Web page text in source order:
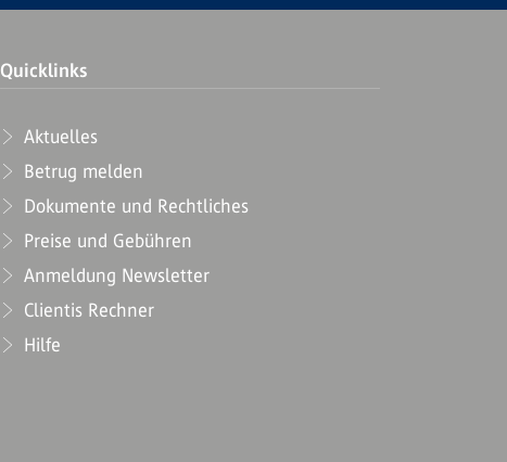
Quicklinks
Aktuelles
Betrug melden
Dokumente und Rechtliches
Preise und Gebühren
Anmeldung Newsletter
Clientis Rechner
Hilfe